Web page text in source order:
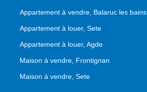
Appartement à vendre, Balaruc les bains
Appartement à louer, Sete
Appartement à louer, Agde
Maison à vendre, Frontignan
Maison à vendre, Sete